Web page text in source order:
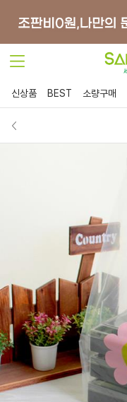
신상품 BEST 소량구매